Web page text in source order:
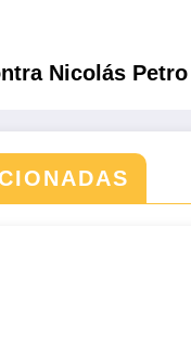
Nicolás